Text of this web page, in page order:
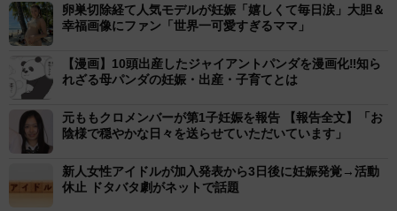
卵巣切除経て人気モデルが妊娠「嬉しくて毎日涙」大胆＆
幸福画像にファン「世界一可愛すぎるママ」
【漫画】10頭出産したジャイアントパンダを漫画化‼知ら
れざる母パンダの妊娠・出産・子育てとは
元ももクロメンバーが第1子妊娠を報告 【報告全文】「お
陰様で穏やかな日々を送らせていただいています」
新人女性アイドルが加入発表から3日後に妊娠発覚→活動
休止 ドタバタ劇がネットで話題